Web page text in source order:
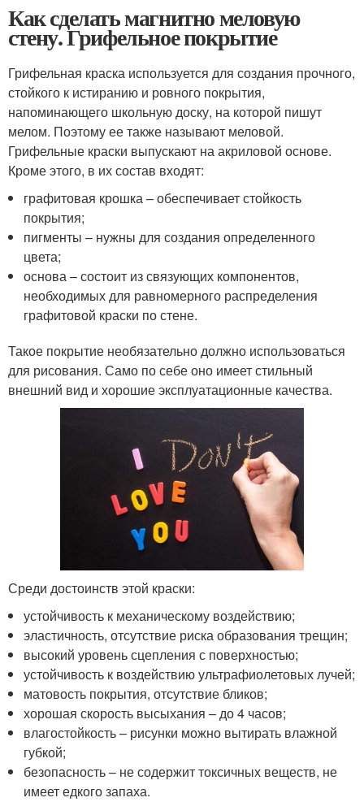
Как сделать магнитно меловую
стену. Грифельное покрытие
Грифельная краска используется для создания прочного,
стойкого к истиранию и ровного покрытия,
напоминающего школьную доску, на которой пишут
мелом. Поэтому ее также называют меловой.
Грифельные краски выпускают на акриловой основе.
Кроме этого, в их состав входят:
графитовая крошка – обеспечивает стойкость
покрытия;
пигменты – нужны для создания определенного
цвета;
основа – состоит из связующих компонентов,
необходимых для равномерного распределения
графитовой краски по стене.
Такое покрытие необязательно должно использоваться
для рисования. Само по себе оно имеет стильный
внешний вид и хорошие эксплуатационные качества.
Среди достоинств этой краски:
устойчивость к механическому воздействию;
эластичность, отсутствие риска образования трещин;
высокий уровень сцепления с поверхностью;
устойчивость к воздействию ультрафиолетовых лучей;
матовость покрытия, отсутствие бликов;
хорошая скорость высыхания – до 4 часов;
влагостойкость – рисунки можно вытирать влажной
губкой;
безопасность – не содержит токсичных веществ, не
имеет едкого запаха.